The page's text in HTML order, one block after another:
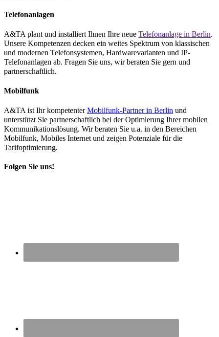
Telefonanlagen
A&TA plant und installiert Ihnen Ihre neue Telefonanlage in Berlin.
Unsere Kompetenzen decken ein weites Spektrum von klassischen
und modernen Telefonsystemen, Hardwarevarianten und IP-
Telefonanlagen ab. Fragen Sie uns, wir beraten Sie gern und
partnerschaftlich.
Mobilfunk
A&TA ist Ihr kompetenterMobilfunk-Partner in Berlin und
unterstützt Sie partnerschaftlich bei der Optimierung Ihrer mobilen
Kommunikationslösung. Wir beraten Sie u.a. in den Bereichen
Mobilfunk, Mobiles Internet und zeigen Potenziale für die
Tarifoptimierung.
Folgen Sie uns!